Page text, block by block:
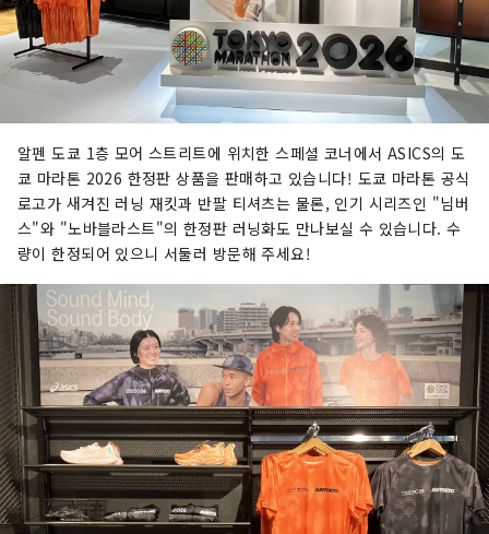
알펜 도쿄 1층 모어 스트리트에 위치한 스페셜 코너에서 ASICS의 도
쿄 마라톤 2026 한정판 상품을 판매하고 있습니다! 도쿄 마라톤 공식
로고가 새겨진 러닝 재킷과 반팔 티셔츠는 물론, 인기 시리즈인 "님버
스"와 "노바블라스트"의 한정판 러닝화도 만나보실 수 있습니다. 수
량이 한정되어 있으니 서둘러 방문해 주세요!